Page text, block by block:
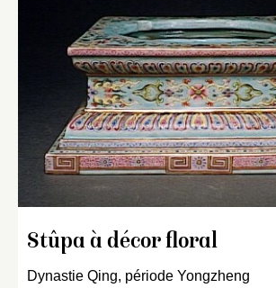
Stûpa à décor floral
Dynastie Qing, période Yongzheng